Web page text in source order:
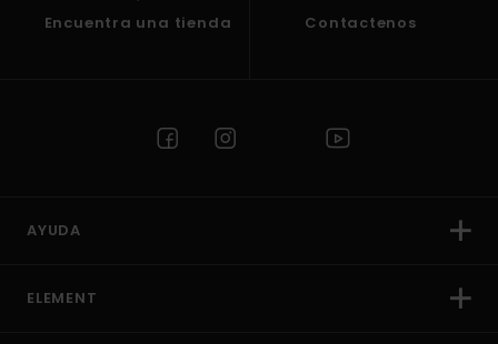
Encuentra una tienda Contactenos
AYUDA
ELEMENT